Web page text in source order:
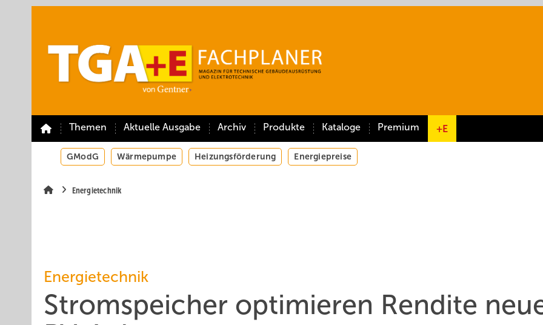
Themen Aktuelle Ausgabe Archiv Produkte Kataloge Premium +E
GModG Wärmepumpe Heizungsförderung Energiepreise
Energietechnik
Energietechnik
Stromspeicher optimieren Rendite